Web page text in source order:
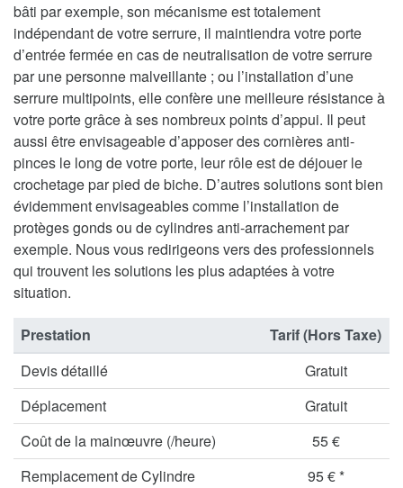
bâti par exemple, son mécanisme est totalement
indépendant de votre serrure, il maintiendra votre porte
d’entrée fermée en cas de neutralisation de votre serrure
par une personne malveillante ; ou l’installation d’une
serrure multipoints, elle confère une meilleure résistance à
votre porte grâce à ses nombreux points d’appui. Il peut
aussi être envisageable d’apposer des cornières anti-
pinces le long de votre porte, leur rôle est de déjouer le
crochetage par pied de biche. D’autres solutions sont bien
évidemment envisageables comme l’installation de
protèges gonds ou de cylindres anti-arrachement par
exemple. Nous vous redirigeons vers des professionnels
qui trouvent les solutions les plus adaptées à votre
situation.
Prestation
Tarif (Hors Taxe)
Devis détaillé
Gratuit
Déplacement
Gratuit
Coût de la mainœuvre (/heure)
55 €
Remplacement de Cylindre
95 € *